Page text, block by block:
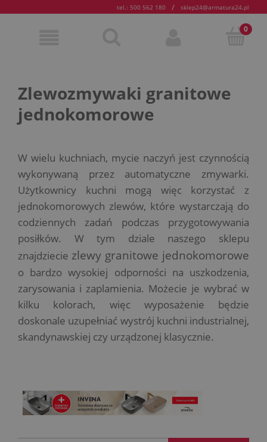
tel.: 500 562 180 / sklep24@armatura24.pl
Zlewozmywaki granitowe
jednokomorowe
W wielu kuchniach, mycie naczyń jest czynnością
wykonywaną przez automatyczne zmywarki.
Użytkownicy kuchni mogą więc korzystać z
jednokomorowych zlewów, które wystarczają do
codziennych zadań podczas przygotowywania
posiłków. W tym dziale naszego sklepu
znajdziecie zlewy granitowe jednokomorowe
o bardzo wysokiej odporności na uszkodzenia,
zarysowania i zaplamienia. Możecie je wybrać w
kilku kolorach, więc wyposażenie będzie
doskonale uzupełniać wystrój kuchni industrialnej,
skandynawskiej czy urządzonej klasycznie.